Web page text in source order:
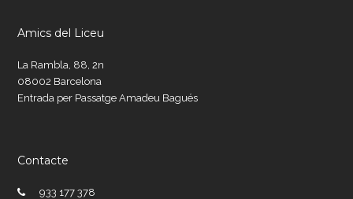
Amics del Liceu
La Rambla, 88, 2n
08002 Barcelona
Entrada per Passatge Amadeu Bagués
Contacte
933 177 378